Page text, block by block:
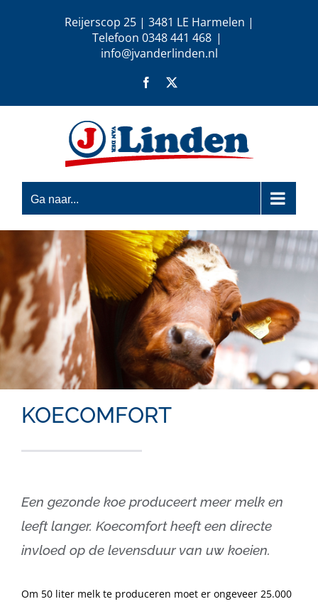
Reijerscop 25 | 3481 LE Harmelen |
Telefoon 0348 441 468 |
info@jvanderlinden.nl
Facebook
Ga naar...
KOECOMFORT
Een gezonde koe produceert meer melk en
leeft langer. Koecomfort heeft een directe
invloed op de levensduur van uw koeien.
Om 50 liter melk te produceren moet er ongeveer 25.000